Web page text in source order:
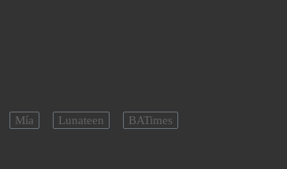
Mía Lunateen BATimes